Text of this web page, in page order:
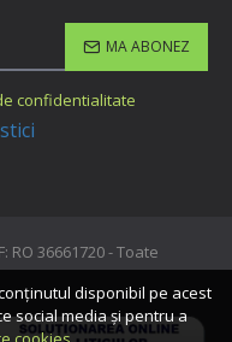
MA ABONEZ
confidentialitate
RO 36661720 - Toate
disponibil pe acest
social media și pentru a